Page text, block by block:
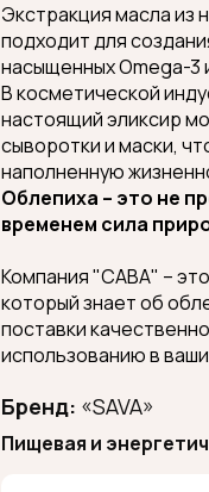
Экстракция масла из
подходит для
насыщенных Omega-3
В косметической
настоящий эликсир
сыворотки и маски,
наполненную
Облепиха – это не
временем сила
Компания "САВА" –
который знает об
поставки
использованию в
Бренд: «SAVA»
Пищевая и